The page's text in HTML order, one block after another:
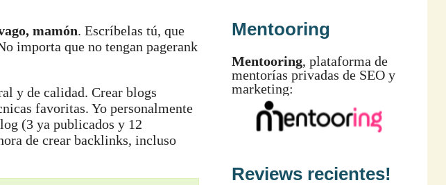
mamón. Escríbelas tú, que
importa que no tengan pagerank
y de calidad. Crear blogs
favoritas. Yo personalmente
(3 ya publicados y 12
de crear backlinks, incluso
Mentooring
Mentooring, plataforma de
mentorías privadas de SEO y
marketing:
Reviews recientes!